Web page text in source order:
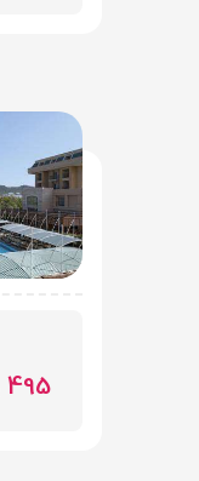
495